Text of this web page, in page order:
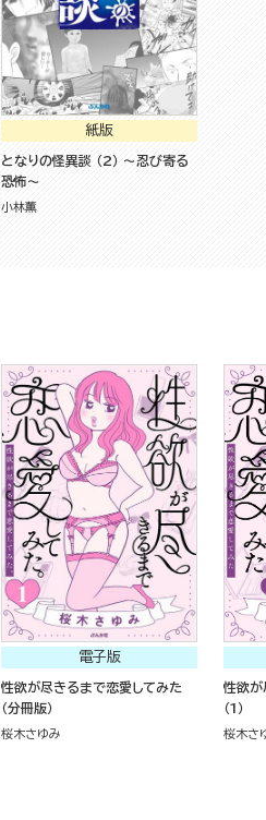
紙版
となりの怪異談 （2） ～忍び寄る
恐怖～
小林薫
電子版
性欲が尽きるまで恋愛してみた
（分冊版）
桜木さゆみ
性欲が
（1）
桜木さ